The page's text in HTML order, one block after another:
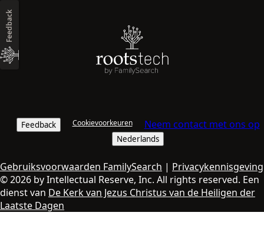
Feedback Cookievoorkeuren Neem contact met ons op
Nederlands
Gebruiksvoorwaarden FamilySearch | Privacykennisgeving
© 2026 by Intellectual Reserve, Inc. All rights reserved. Een
dienst van De Kerk van Jezus Christus van de Heiligen der
Laatste Dagen
Feedback